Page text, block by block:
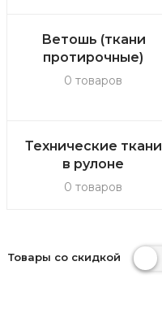
Ветошь (ткани
протирочные)
0 товаров
Технические ткани
в рулоне
0 товаров
Товары со скидкой